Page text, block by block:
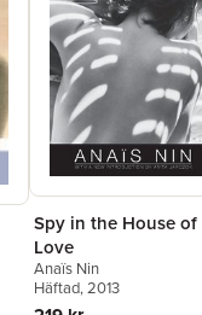
Spy in the House of
Love
Anaïs Nin
Häftad, 2013